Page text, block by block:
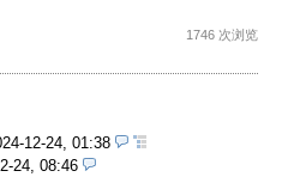
1746 次浏览
12-24, 01:38
24, 08:46